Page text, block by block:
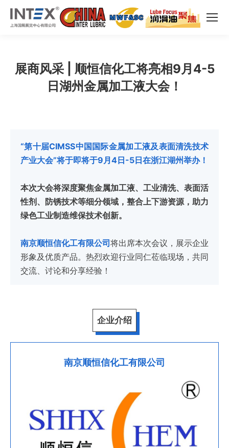
展商风采 | 顺恒信化工将亮相9月4-5
日湖州金属加工液大会！
“第十届CIMSS中国国际金属加工液及表面清洗技术
产业大会”将于即将于9月4日-5日在浙江湖州举办！
本次大会将深度聚焦金属加工液、工业清洗、表面活
性剂、防锈技术等细分领域，整合上下游资源，助力
绿色工业制造维保技术创新。
南京顺恒信化工有限公司 将出席本次会议，展示企业
形象及优质产品。热烈欢迎行业同仁莅临现场，共同
交流、讨论和分享经验！
企业介绍
南京顺恒信化工有限公司